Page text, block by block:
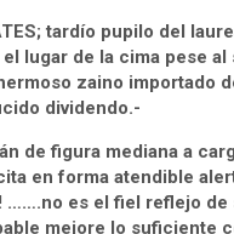
tardío pupilo del
de la cima pese al
zaino importado
dividendo.-
de figura mediana a
en forma atendible
…….no es el fiel reflejo
mejore lo suficiente